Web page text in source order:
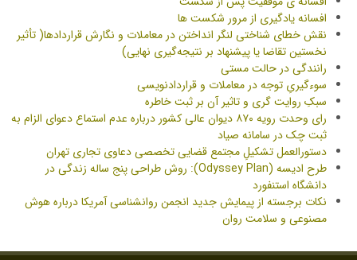
افسانه یادگیری از مرور شکست ها
نقش خطای شناختی لنگر انداختن در معاملات و نگارش قراردادها( تأثیر
نخستین تقاضا یا پیشنهاد بر نتیجه‌گیری نهایی)
رانندگی در حالت مستی
سوءگیریِ توجه در معاملات و قراردادنویسی
سبکِ روایت گری و تاثیر آن بر ثبت خاطره
رای وحدت رویه ۸۷۰ دیوان عالی کشور درباره عدم استماع دعوای الزام به
ثبت چک در سامانه صیاد
دستورالعمل تشکیلِ مجتمع قضایی تخصصی دعاوی تجاری تهران
طرح ادیسه (Odyssey Plan): روش طراحی پنج‌ ساله زندگی در
دانشگاه استنفورد
نکات برجسته از پیمایش جدید انجمن روانشناسی آمریکا درباره هوش
مصنوعی و سلامت روان